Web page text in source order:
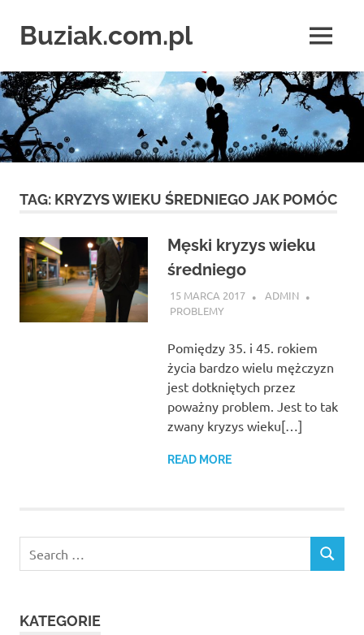
contentBuziak.com.pl
o
portalach
randkowych
MENU
TAG: KRYZYS WIEKU ŚREDNIEGO JAK POMÓC
Męski kryzys wieku
średniego
15 MARCA 2017
ADMIN
PROBLEMY
Pomiędzy 35. i 45. rokiem
życia bardzo wielu mężczyzn
jest dotkniętych przez
poważny problem. Jest to tak
zwany kryzys wieku[…]
READ MORE
for:
SEARCH
KATEGORIE